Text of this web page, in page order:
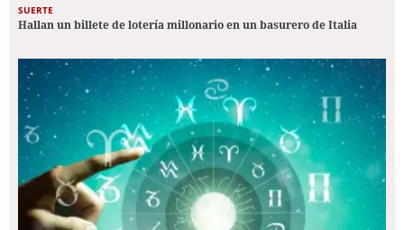
SUERTE
Hallan un billete de lotería millonario en un basurero de Italia